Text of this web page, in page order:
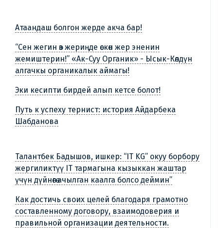
Атаандаш болгон жерде акча бар!
“Сен жегин өз жериңде өскөн жер эненин
жемиштерин!” «Ак-Суу Органик» - Ысык-Көлдүн
алгачкы органикалык аймагы!
Эки кесипти бирдей алып кетсе болот!
Путь к успеху тернист: история Айдарбека
Шабданова
Талантбек Бадышов, ишкер: “IT KG” окуу борбору
жергиликтүү IT тармагына кызыккан жаштар
үчүн дүйнөгө ачылган каалга болсо деймин”
Как достичь своих целей благодаря грамотно
составленному договору, взаимодоверия и
правильной организации деятельности.